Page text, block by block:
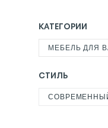
КАТЕГОРИИ
МЕБЕЛЬ ДЛЯ
СТИЛЬ